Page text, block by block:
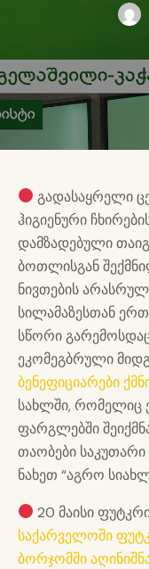
გადასაყრელი
ჰიგიენური
დამზადებული
ბოთლისგან
ნივთების
სილამაზესთან
სწორი
ეკომეგბრული
ბენეფიციარები
სახლში, რომელიც
ფარგლებში
თაობები
ნახეთ “აგრო
20 მაისი
საქარველოში
ბორჯომში